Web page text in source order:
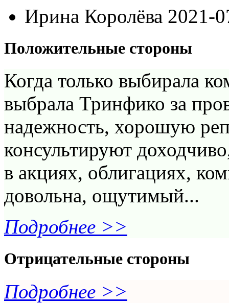
Ирина Королёва 2021-
Положительные стороны
Когда только выбирала
выбрала Тринфико за
надежность, хорошую
консультируют
в акциях, облигациях,
довольна, ощутимый...
Подробнее >>
Отрицательные стороны
Подробнее >>